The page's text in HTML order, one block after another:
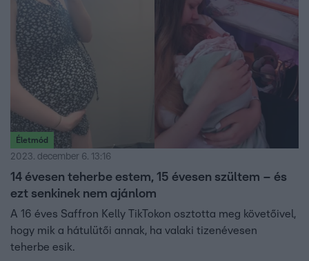
Életmód
2023. december 6. 13:16
14 évesen teherbe estem, 15 évesen szültem – és
ezt senkinek nem ajánlom
A 16 éves Saffron Kelly TikTokon osztotta meg követőivel,
hogy mik a hátulütői annak, ha valaki tizenévesen
teherbe esik.